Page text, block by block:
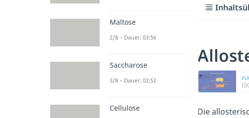
Die
Maltose
2/8 – Dauer: 03:56
Saccharose
3/8 – Dauer: 02:52
Cellulose